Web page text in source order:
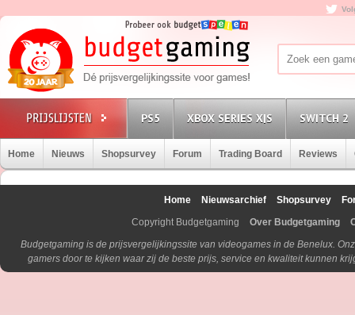
PS5 XBOX SERIES X|S SWITCH 2
Home Nieuws Shopsurvey Forum Trading Board Reviews
Home Nieuwsarchief Shopsurvey
Copyright Budgetgaming
Over Budgetgaming
Budgetgaming is de prijsvergelijkingssite van videogames in de Benelux.
gamers door te kijken waar zij de beste prijs, service en kwaliteit kunnen